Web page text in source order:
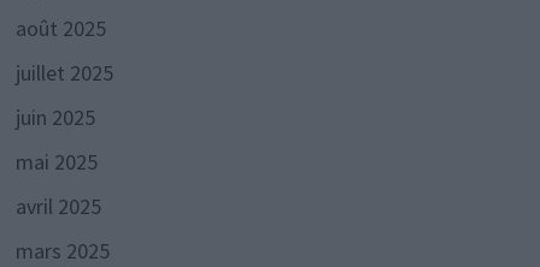
août 2025
juillet 2025
juin 2025
mai 2025
avril 2025
mars 2025